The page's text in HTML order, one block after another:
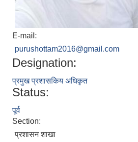
E-mail:
purushottam2016@gmail.com
Designation:
प्रमुख प्रशासकिय अधिकृत
Status:
पूर्व
Section:
प्रशासन शाखा